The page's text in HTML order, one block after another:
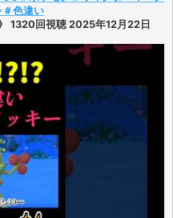
＃色違い
1320回視聴 2025年12月22日